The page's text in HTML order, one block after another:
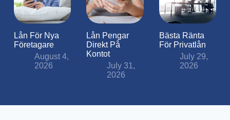
Lån För Nya
Företagare
August 4,
2026
Lån Pengar
Direkt På
Kontot
July 31,
2026
Bästa Ränta
För Privatlån
July 29,
2026